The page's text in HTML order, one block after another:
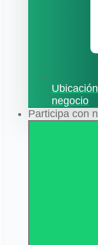
negocio
Participa con